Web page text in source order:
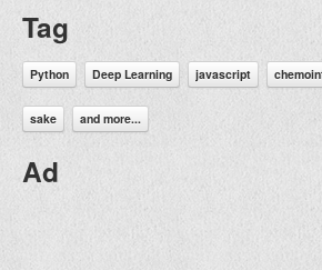
Tag
Python Deep Learning javascript
sake and more...
Ad